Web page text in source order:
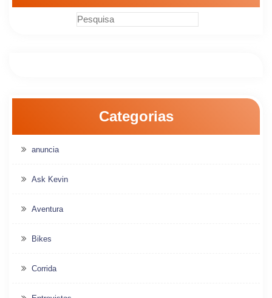
Categorias
anuncia
Ask Kevin
Aventura
Bikes
Corrida